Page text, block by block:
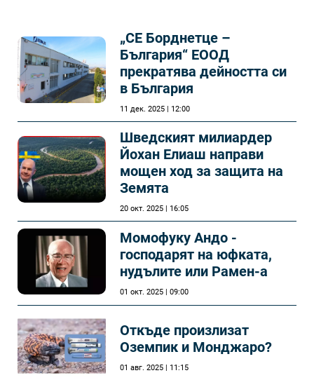
„СЕ Борднетце –
България“ ЕООД
прекратява дейността си
в България
11 дек. 2025 | 12:00
Шведският милиардер
Йохан Елиаш направи
мощен ход за защита на
Земята
20 окт. 2025 | 16:05
Момофуку Андо -
господарят на юфката,
нудълите или Рамен-а
01 окт. 2025 | 09:00
Откъде произлизат
Оземпик и Монджаро?
01 авг. 2025 | 11:15